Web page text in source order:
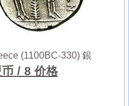
(1100BC-330) 銀
/ 8 价格